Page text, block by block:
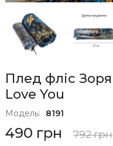
Плед фліс
Love You
Модель: 8191
490 грн 792 грн